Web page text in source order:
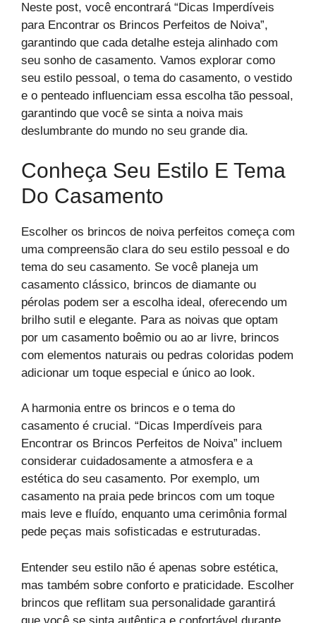
Neste post, você encontrará “Dicas Imperdíveis
para Encontrar os Brincos Perfeitos de Noiva”,
garantindo que cada detalhe esteja alinhado com
seu sonho de casamento. Vamos explorar como
seu estilo pessoal, o tema do casamento, o vestido
e o penteado influenciam essa escolha tão pessoal,
garantindo que você se sinta a noiva mais
deslumbrante do mundo no seu grande dia.
Conheça Seu Estilo E Tema
Do Casamento
Escolher os brincos de noiva perfeitos começa com
uma compreensão clara do seu estilo pessoal e do
tema do seu casamento. Se você planeja um
casamento clássico, brincos de diamante ou
pérolas podem ser a escolha ideal, oferecendo um
brilho sutil e elegante. Para as noivas que optam
por um casamento boêmio ou ao ar livre, brincos
com elementos naturais ou pedras coloridas podem
adicionar um toque especial e único ao look.
A harmonia entre os brincos e o tema do
casamento é crucial. “Dicas Imperdíveis para
Encontrar os Brincos Perfeitos de Noiva” incluem
considerar cuidadosamente a atmosfera e a
estética do seu casamento. Por exemplo, um
casamento na praia pede brincos com um toque
mais leve e fluído, enquanto uma cerimônia formal
pede peças mais sofisticadas e estruturadas.
Entender seu estilo não é apenas sobre estética,
mas também sobre conforto e praticidade. Escolher
brincos que reflitam sua personalidade garantirá